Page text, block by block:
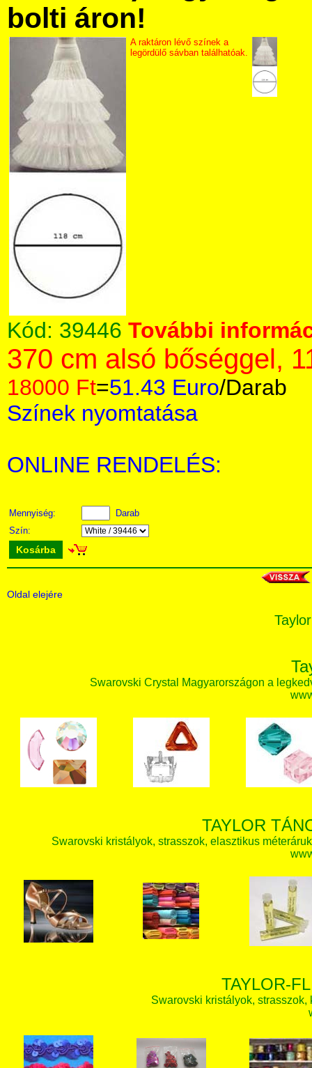
bolti áron!
A raktáron lévő színek a
legördülő sávban találhatóak.
Kód: 39446 További
370 cm alsó bőséggel,
18000 Ft=51.43 Euro/Darab
Színek nyomtatása
ONLINE RENDELÉS:
Mennyiség:
Darab
Szín:
Kosárba
Oldal elejére
Swarovski Crystal Magyarországon a
TAYLOR
Swarovski kristályok, strasszok, elasztikus
TAYLOR-
Swarovski kristályok,